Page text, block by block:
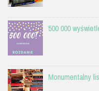
500 000
Monumentalny